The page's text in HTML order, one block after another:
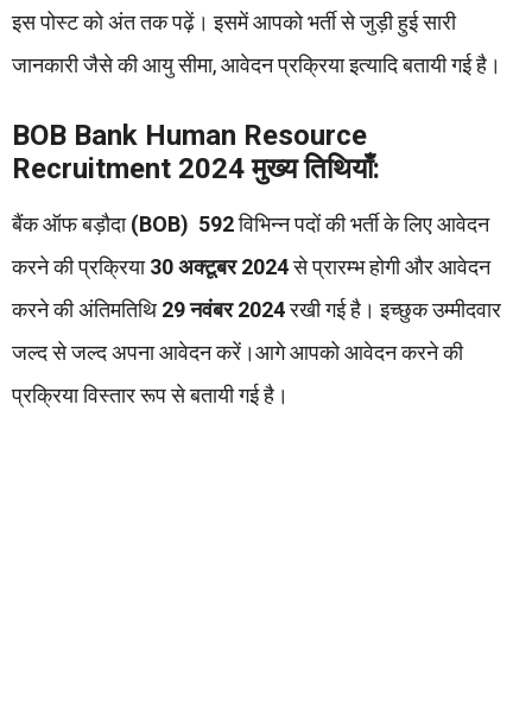
इस पोस्ट को अंत तक पढ़ें। इसमें आपको भर्ती से जुड़ी हुई सारी
जानकारी जैसे की आयु सीमा, आवेदन प्रक्रिया इत्यादि बतायी गई है।
BOB Bank Human Resource
Recruitment 2024 मुख्य तिथियाँ:
बैंक ऑफ बड़ौदा(BOB) 592विभिन्न पदों की भर्ती के लिए आवेदन
करने की प्रक्रिया30 अक्टूबर 2024से प्रारम्भ होगी और आवेदन
करने की अंतिमतिथि 29 नवंबर 2024रखी गई है। इच्छुक उम्मीदवार
जल्द से जल्द अपना आवेदन करें।आगे आपको आवेदन करने की
प्रक्रिया विस्तार रूप से बतायी गई है।